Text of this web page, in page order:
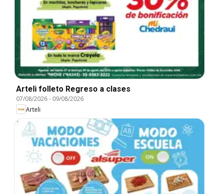
Arteli folleto Regreso a clases
07/08/2026- 09/08/2026
Arteli